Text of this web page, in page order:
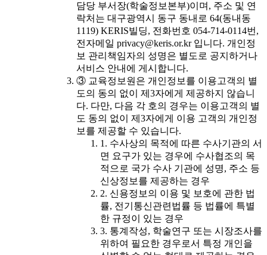
담당 부서장(학술정보본부)이며, 주소 및 연
락처는 대구광역시 동구 동내로 64(동내동
1119) KERIS빌딩, 전화번호 054-714-0114번,
전자메일 privacy@keris.or.kr 입니다. 개인정
보 관리책임자의 성명은 별도로 공지하거나
서비스 안내에 게시합니다.
③ 교육정보원은 개인정보를 이용고객의 별
도의 동의 없이 제3자에게 제공하지 않습니
다. 다만, 다음 각 호의 경우는 이용고객의 별
도 동의 없이 제3자에게 이용 고객의 개인정
보를 제공할 수 있습니다.
1. 수사상의 목적에 따른 수사기관의 서
면 요구가 있는 경우에 수사협조의 목
적으로 국가 수사 기관에 성명, 주소 등
신상정보를 제공하는 경우
2. 신용정보의 이용 및 보호에 관한 법
률, 전기통신관련법률 등 법률에 특별
한 규정이 있는 경우
3. 통계작성, 학술연구 또는 시장조사를
위하여 필요한 경우로서 특정 개인을